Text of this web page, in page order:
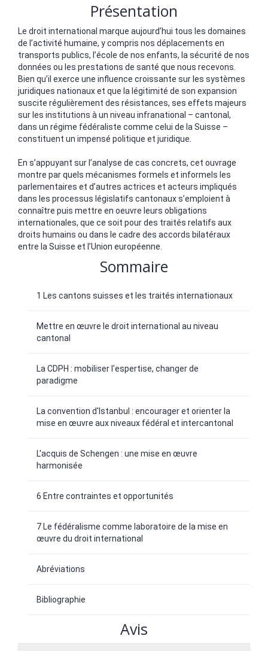
Présentation
Le droit international marque aujourd’hui tous les domaines
de l’activité humaine, y compris nos déplacements en
transports publics, l’école de nos enfants, la sécurité de nos
données ou les prestations de santé que nous recevons.
Bien qu’il exerce une influence croissante sur les systèmes
juridiques nationaux et que la légitimité de son expansion
suscite régulièrement des résistances, ses effets majeurs
sur les institutions à un niveau infranational – cantonal,
dans un régime fédéraliste comme celui de la Suisse –
constituent un impensé politique et juridique.
En s’appuyant sur l’analyse de cas concrets, cet ouvrage
montre par quels mécanismes formels et informels les
parlementaires et d’autres actrices et acteurs impliqués
dans les processus législatifs cantonaux s’emploient à
connaître puis mettre en oeuvre leurs obligations
internationales, que ce soit pour des traités relatifs aux
droits humains ou dans le cadre des accords bilatéraux
entre la Suisse et l’Union européenne.
Sommaire
1 Les cantons suisses et les traités internationaux
Mettre en œuvre le droit international au niveau
cantonal
La CDPH : mobiliser l'espertise, changer de
paradigme
La convention d'Istanbul : encourager et orienter la
mise en œuvre aux niveaux fédéral et intercantonal
L'acquis de Schengen : une mise en œuvre
harmonisée
6 Entre contraintes et opportunités
7 Le fédéralisme comme laboratoire de la mise en
œuvre du droit international
Abréviations
Bibliographie
Avis